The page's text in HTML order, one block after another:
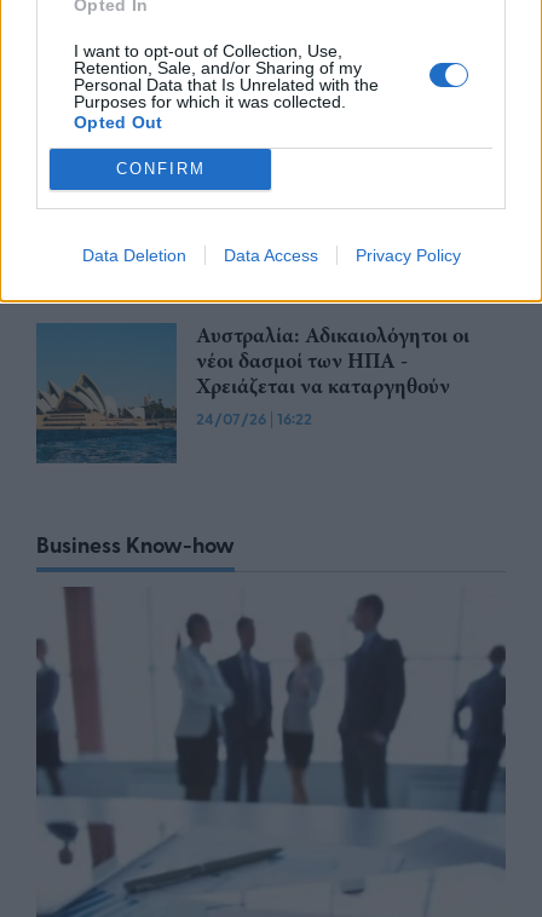
Opted In
I want to opt-out of Collection, Use,
Retention, Sale, and/or Sharing of my
Personal Data that Is Unrelated with the
Purposes for which it was collected.
Opted Out
CONFIRM
Data Deletion Data Access Privacy Policy
κατά των νέων αμερικανικών
δασμών
28/07/26 11:29
Η Ιαπωνία επικρίνει τους νέους
τελωνειακούς δασμούς που
24/07/26|16:33
Αυστραλία: Αδικαιολόγητοι οι
νέοι δασμοί των ΗΠΑ -
Χρειάζεται να καταργηθούν
24/07/26 | 16:22
Business Know-how